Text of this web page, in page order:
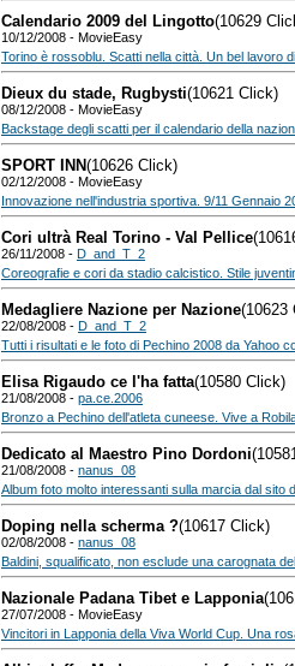
Calendario 2009 del Lingotto(10629
10/12/2008 - MovieEasy
Torino è rossoblu. Scatti nella città. Un bel lavoro
Dieux du stade, Rugbysti(10621 Click)
08/12/2008 - MovieEasy
Backstage degli scatti per il calendario della
SPORT INN(10626 Click)
02/12/2008 - MovieEasy
Innovazione nell'industria sportiva. 9/11 Gennaio
Cori ultrà Real Torino - Val Pellice
26/11/2008 - D_and_T_2
Coreografie e cori da stadio calcistico. Stile
Medagliere Nazione per Nazione(10623
22/08/2008 - D_and_T_2
Tutti i risultati e le foto di Pechino 2008 da Yahoo
Elisa Rigaudo ce l'ha fatta(10580 Click)
21/08/2008 - pa.ce.2006
Bronzo a Pechino dell'atleta cuneese. Vive a
Dedicato al Maestro Pino Dordoni
21/08/2008 - nanus_08
Album foto molto interessanti sulla marcia dal sito
Doping nella scherma ?(10617 Click)
02/08/2008 - nanus_08
Baldini, squalificato, non esclude una carognata
Nazionale Padana Tibet e Lapponia
27/07/2008 - MovieEasy
Vincitori in Lapponia della Viva World Cup. Una